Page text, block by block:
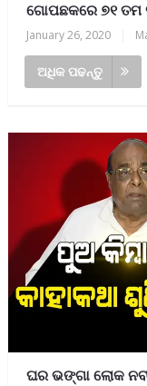
ଗୋପଛକରେ ୭୧ ତମ
January 26, 2020
ଅଧିକ ପଢନ୍ତୁ
ଘର ଭଙ୍ଗା ଲୋକ